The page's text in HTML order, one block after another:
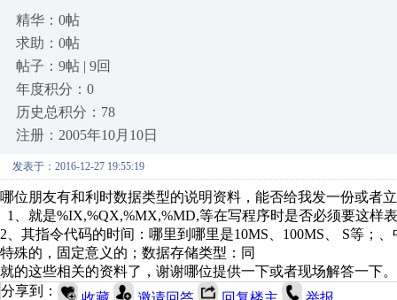
精华：0帖
求助：0帖
帖子：9帖 | 9回
年度积分：0
历史总积分：78
注册：2005年10月10日
发表于：2016-12-27 19:55:19
哪位朋友有和利时数据类型的说明资料，能否给我发一份或者
1、就是%IX,%QX,%MX,%MD,等在写程序时是否必须要这样
2、其指令代码的时间：哪里到哪里是10MS、100MS、 S等；
特殊的，固定意义的；数据存储类型：同
就的这些相关的资料了，谢谢哪位提供一下或者现场解答一下。
分享到：